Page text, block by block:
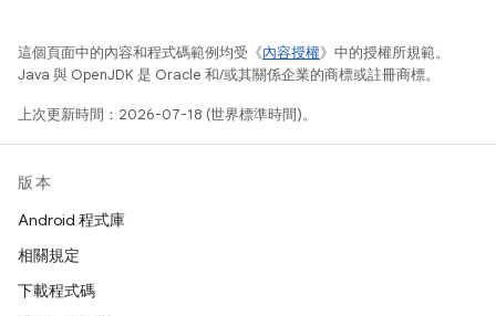
這個頁面中的內容和程式碼範例均受《內容授權》中的授權所規範。
Java 與 OpenJDK 是 Oracle 和/或其關係企業的商標或註冊商標。
上次更新時間：2026-07-18 (世界標準時間)。
版本
Android 程式庫
相關規定
下載程式碼